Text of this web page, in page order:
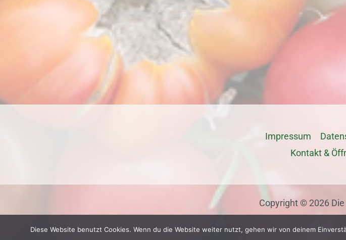
Impressum
Kontakt &
Copyright © 2026
Diese Website benutzt Cookies. Wenn du die Website weiter nutzt, gehen wir von deinem